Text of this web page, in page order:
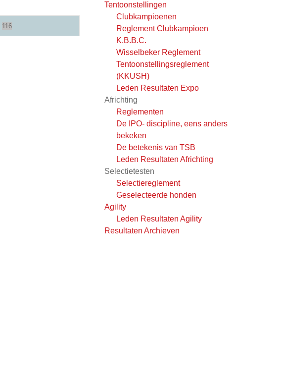
116
Tentoonstellingen
Clubkampioenen
Reglement Clubkampioen
K.B.B.C.
Wisselbeker Reglement
Tentoonstellingsreglement
(KKUSH)
Leden Resultaten Expo
Africhting
Reglementen
De IPO- discipline, eens anders
bekeken
De betekenis van TSB
Leden Resultaten Africhting
Selectietesten
Selectiereglement
Geselecteerde honden
Agility
Leden Resultaten Agility
Resultaten Archieven